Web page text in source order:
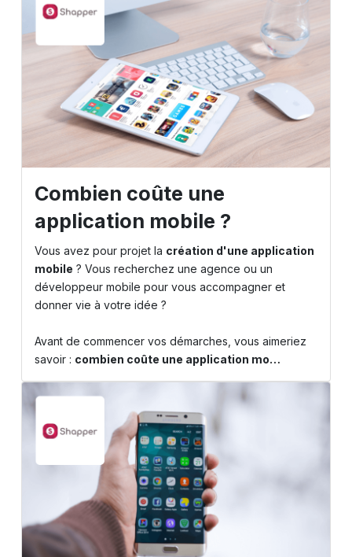
Combien coûte une
application mobile ?
Vous avez pour projet la création d'une application
mobile ? Vous recherchez une agence ou un
développeur mobile pour vous accompagner et
donner vie à votre idée ?
Avant de commencer vos démarches, vous aimeriez
savoir : combien coûte une application mo…